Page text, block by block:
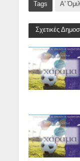
Tags Α'
Σχετικές